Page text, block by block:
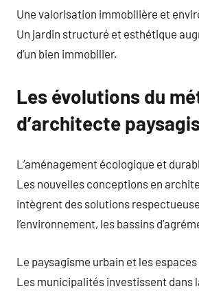
Une valorisation immobilière et
Un jardin structuré et esthétique
d’un bien immobilier.
Les évolutions du
d’architecte
L’aménagement écologique et
Les nouvelles conceptions en
intègrent des solutions
l’environnement, les bassins
Le paysagisme urbain et les
Les municipalités investissent dans